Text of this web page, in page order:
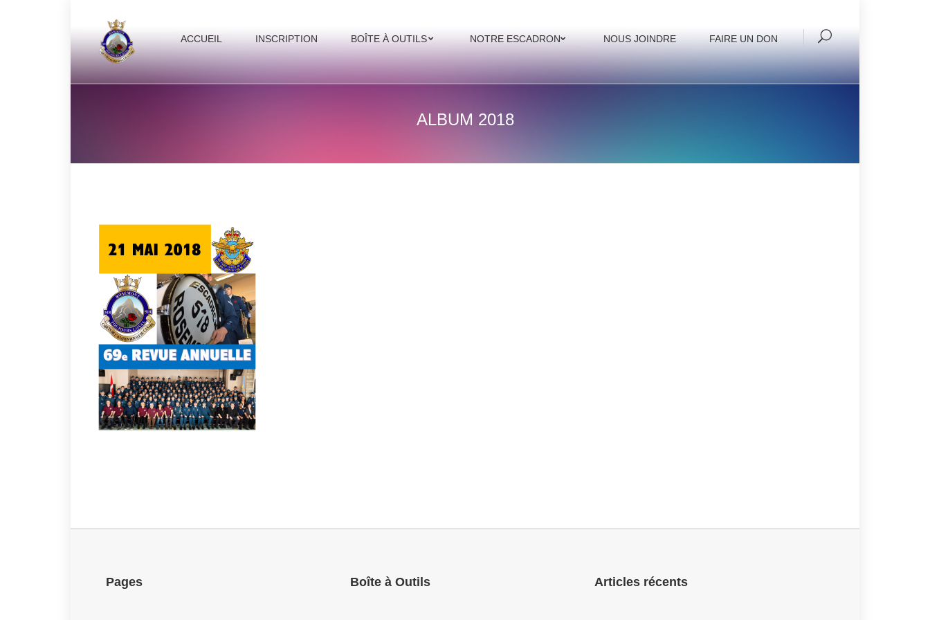
ACCUEIL INSCRIPTION BOÎTE À OUTILS NOTRE ESCADRON NOUS JOINDRE FAIRE UN DON
ALBUM 2018
Pages Boîte à Outils Articles récents